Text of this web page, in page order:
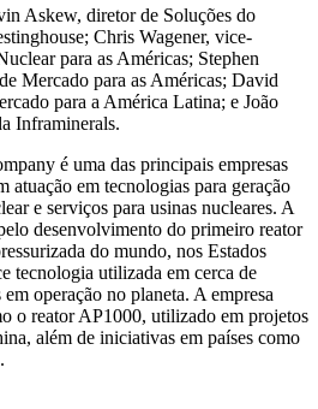
Askew, diretor de Soluções do
Chris Wagener, vice-
para as Américas; Stephen
Mercado para as Américas; David
para a América Latina; e João
Inframinerals.
é uma das principais empresas
atuação em tecnologias para geração
e serviços para usinas nucleares. A
desenvolvimento do primeiro reator
do mundo, nos Estados
tecnologia utilizada em cerca de
operação no planeta. A empresa
o reator AP1000, utilizado em projetos
além de iniciativas em países como